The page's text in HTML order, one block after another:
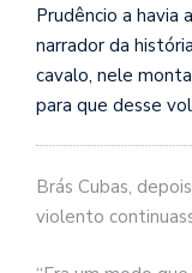
Prudêncio a havia
narrador da
cavalo, nele
para que desse
Brás Cubas,
violento